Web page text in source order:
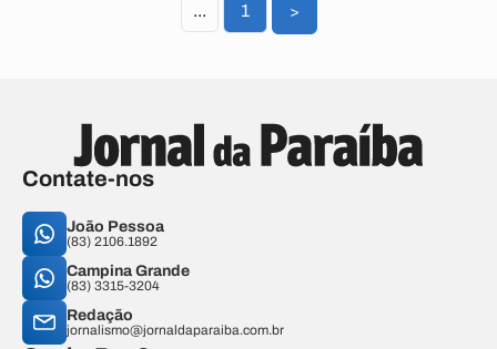
... 1 >
Contate-nos
João Pessoa
(83) 2106.1892
Campina Grande
(83) 3315-3204
Redação
jornalismo@jornaldaparaiba.com.br